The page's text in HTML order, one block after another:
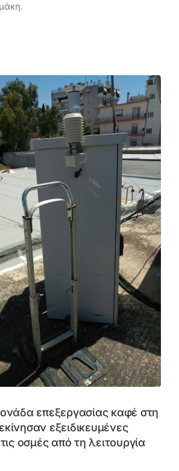
επεξεργασίας καφέ στη
εξειδικευμένες
οσμές από τη λειτουργία